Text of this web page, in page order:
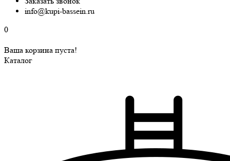
info@kupi-bassein.ru
0
Ваша корзина пуста!
Каталог